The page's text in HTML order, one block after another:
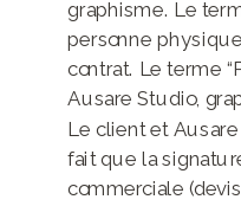
graphisme. Le
personne
contrat. Le terme
Ausare Studio,
Le client et Ausare
fait que la
commerciale